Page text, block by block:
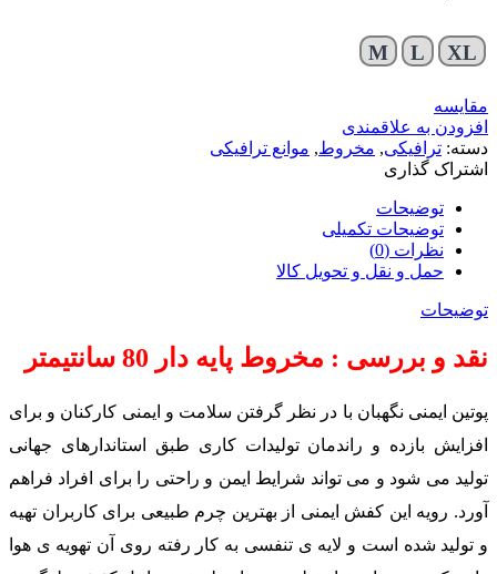
M L XL
مقایسه
افزودن به علاقمندی
دسته: ترافیکی, مخروط, موانع ترافیکی
اشتراک گذاری
توضیحات
توضیحات تکمیلی
نظرات (0)
حمل و نقل و تحویل کالا
توضیحات
نقد و بررسی : مخروط پایه دار 80 سانتیمتر
پوتین ایمنی نگهبان با در نظر گرفتن سلامت و ایمنی کارکنان و برای
افزایش بازده و راندمان تولیدات کاری طبق استاندارهای جهانی
تولید می شود و می تواند شرایط ایمن و راحتی را برای افراد فراهم
آورد. رویه این کفش ایمنی از بهترین چرم طبیعی برای کاربران تهیه
و تولید شده است و لایه ی تنفسی به کار رفته روی آن تهویه ی هوا